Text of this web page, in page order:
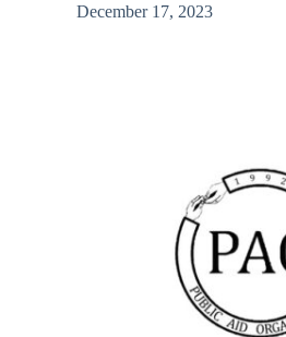
December 17, 2023